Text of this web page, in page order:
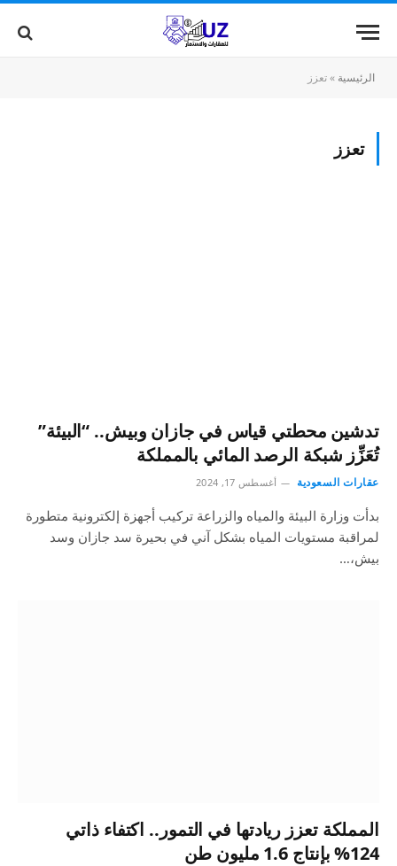
الرئيسية »تعزز
تعزز
تدشين محطتي قياس في جازان وبيش.. “البيئة”
تُعَزِّز شبكة الرصد المائي بالمملكة
عقارات السعودية أغسطس 17, 2024
بدأت وزارة البيئة والمياه والزراعة تركيب أجهزة إلكترونية متطورة
لمراقبة مستويات المياه بشكل آني في بحيرة سد جازان وسد
بيش،…
المملكة تعزز ريادتها في التمور.. اكتفاء ذاتي
124% بإنتاج 1.6 مليون طن